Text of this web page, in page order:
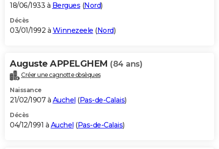
18/06/1933 à Bergues (Nord)
Décès
03/01/1992 à Winnezeele (Nord)
Auguste APPELGHEM (84 ans)
Créer une cagnotte obsèques
Naissance
21/02/1907 à Auchel (Pas-de-Calais)
Décès
04/12/1991 à Auchel (Pas-de-Calais)